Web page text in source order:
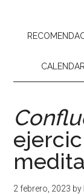
2 febrero, 2023 by